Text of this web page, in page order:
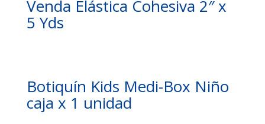
Venda Elástica Cohesiva 2″ x
5 Yds
Botiquín Kids Medi-Box Niño
caja x 1 unidad